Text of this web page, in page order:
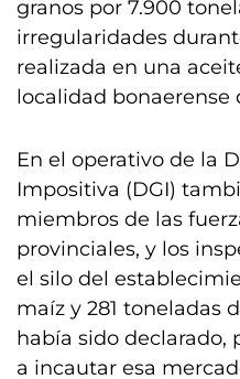
granos por 7.900
irregularidades
realizada en una
localidad bonaerense
En el operativo de la
Impositiva (DGI)
miembros de las
provinciales, y los
el silo del
maíz y 281 toneladas
había sido declarado,
a incautar esa